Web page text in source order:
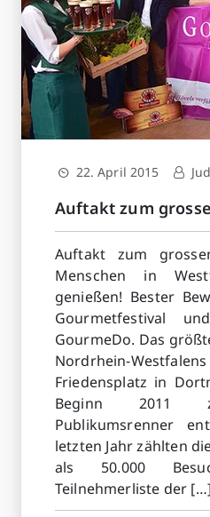
22. April 2015
Auftakt zum
Auftakt zum
Menschen in
genießen! Bester
Gourmetfestival
GourmeDo. Das
Nordrhein-
Friedensplatz in
Beginn 2011
Publikumsrenner
letzten Jahr zählten
als 50.000
Teilnehmerliste der […]